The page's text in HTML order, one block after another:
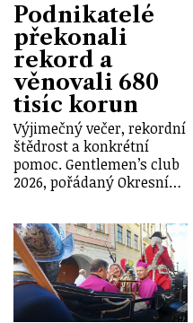
Podnikatelé
překonali
rekord a
věnovali 680
tisíc korun
Výjimečný večer, rekordní
štědrost a konkrétní
pomoc. Gentlemen’s club
2026, pořádaný Okresní…